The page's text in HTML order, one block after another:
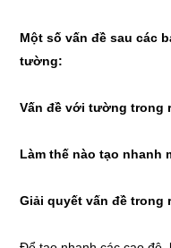
Một số vấn đề sau các
tường:
Vấn đề với tường trong
Làm thế nào tạo nhanh
Giải quyết vấn đề trong